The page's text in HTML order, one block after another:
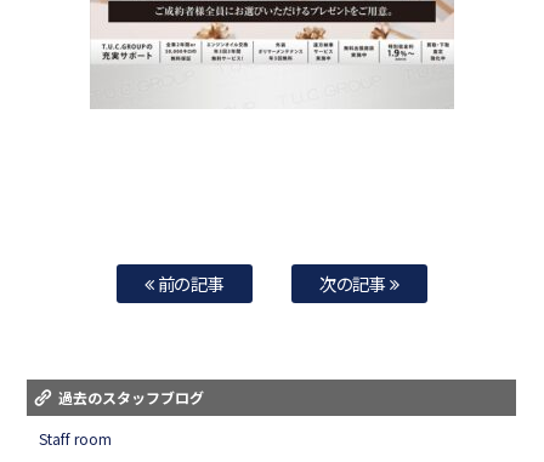
前の記事 次の記事
過去のスタッフブログ
Staff room